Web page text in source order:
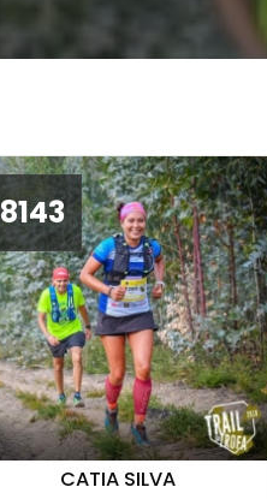
8143
CATIA SILVA